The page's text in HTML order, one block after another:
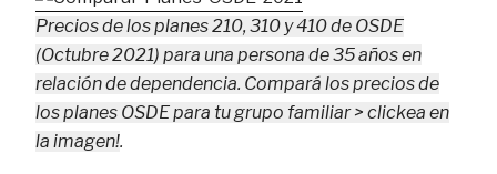
Precios de los planes 210, 310 y 410 de OSDE
(Octubre 2021) para una persona de 35 años en
relación de dependencia. Compará los precios de
los planes OSDE para tu grupo familiar > clickea en
la imagen!.